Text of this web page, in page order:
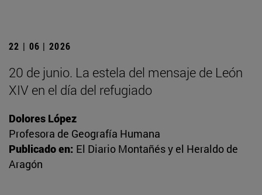
22 | 06 | 2026
20 de junio. La estela del mensaje de León
XIV en el día del refugiado
Dolores López
Profesora de Geografía Humana
Publicado en: El Diario Montañés y el Heraldo de
Aragón